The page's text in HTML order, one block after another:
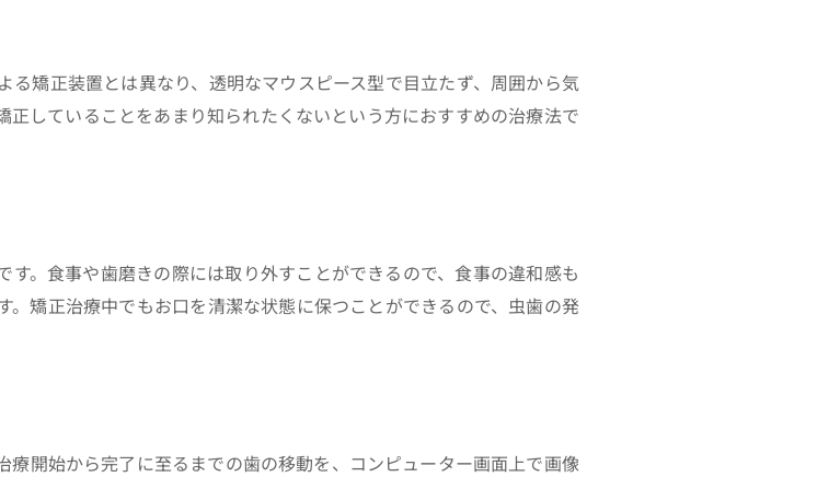
る矯正装置とは異なり、透明なマウスピース型で目立たず、周囲から気
正していることをあまり知られたくないという方におすすめの治療法で
す。食事や歯磨きの際には取り外すことができるので、食事の違和感も
。矯正治療中でもお口を清潔な状態に保つことができるので、虫歯の発
療開始から完了に至るまでの歯の移動を、コンピューター画面上で画像